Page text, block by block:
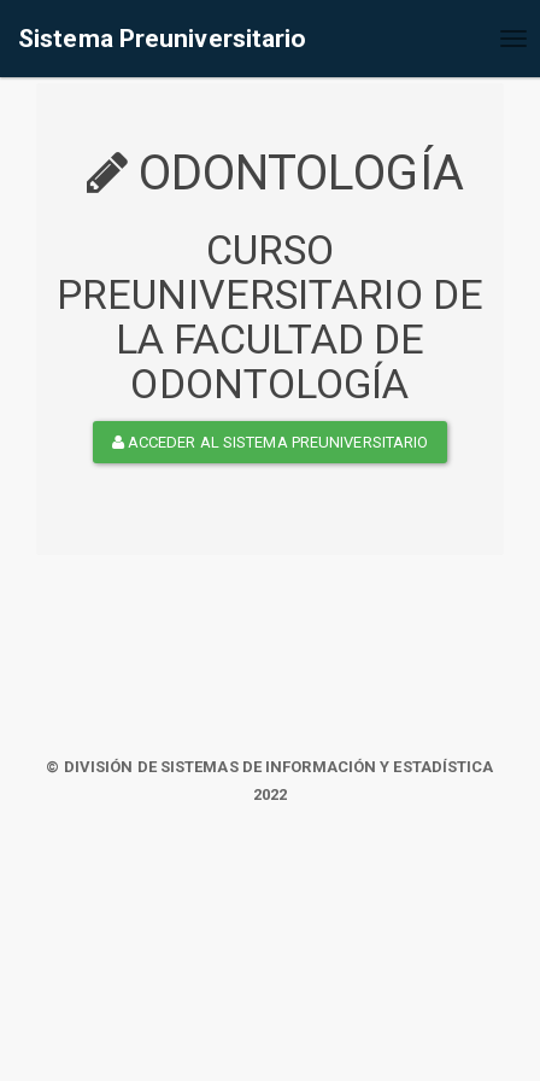
Sistema Preuniversitario
ODONTOLOGÍA
CURSO
PREUNIVERSITARIO DE
LA FACULTAD DE
ODONTOLOGÍA
ACCEDER AL SISTEMA PREUNIVERSITARIO
© DIVISIÓN DE SISTEMAS DE INFORMACIÓN Y ESTADÍSTICA
2022